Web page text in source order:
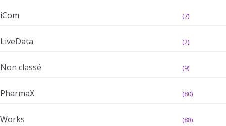
iCom (7)
LiveData (2)
Non classé (9)
PharmaX (80)
Works (88)